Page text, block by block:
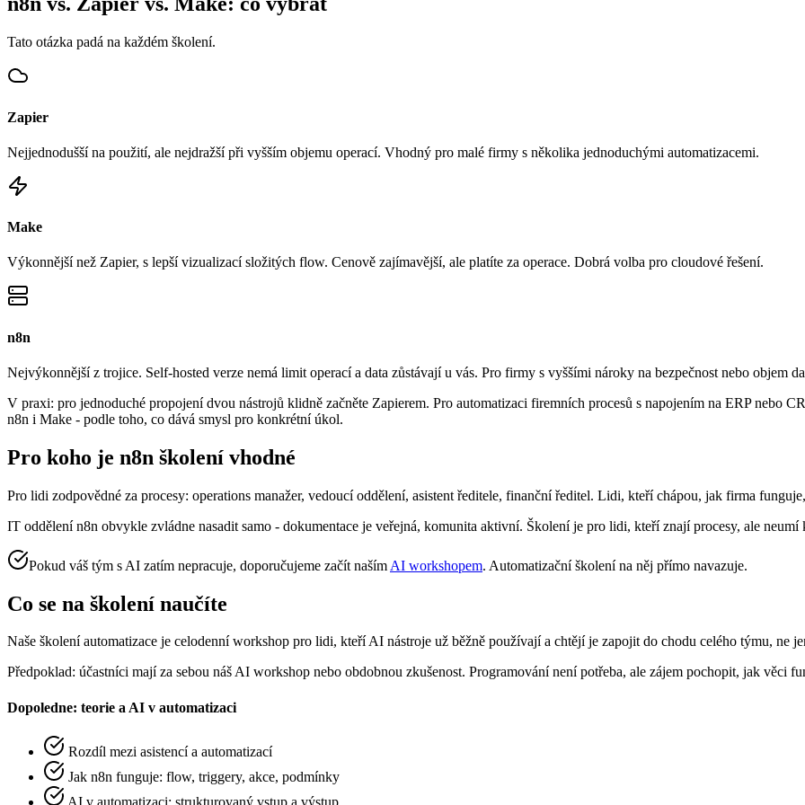
Tato otázka padá na každém školení.
Zapier
Nejjednodušší na použití, ale nejdražší při vyšším objemu operací. Vhodný pro malé firmy s několika jednoduchými automatizacemi.
Make
Výkonnější než Zapier, s lepší vizualizací složitých flow. Cenově zajímavější, ale platíte za operace. Dobrá volba pro cloudové řešení.
n8n
Nejvýkonnější z trojice. Self-hosted verze nemá limit operací a data zůstávají u vás. Pro firmy s vyššími nároky na bezpečnost nebo objem
V praxi: pro jednoduché propojení dvou nástrojů klidně začněte Zapierem. Pro automatizaci firemních procesů s napojením na ERP nebo
n8n i Make - podle toho, co dává smysl pro konkrétní úkol.
Pro koho je n8n školení vhodné
Pro lidi zodpovědné za procesy: operations manažer, vedoucí oddělení, asistent ředitele, finanční ředitel. Lidi, kteří chápou, jak firma
IT oddělení n8n obvykle zvládne nasadit samo - dokumentace je veřejná, komunita aktivní. Školení je pro lidi, kteří znají procesy, ale
Pokud váš tým s AI zatím nepracuje, doporučujeme začít naším AI workshopem. Automatizační školení na něj přímo navazuje.
Co se na školení naučíte
Naše školení automatizace je celodenní workshop pro lidi, kteří AI nástroje už běžně používají a chtějí je zapojit do chodu celého týmu, ne
Předpoklad: účastníci mají za sebou náš AI workshop nebo obdobnou zkušenost. Programování není potřeba, ale zájem pochopit, jak věci
Dopoledne: teorie a AI v automatizaci
Rozdíl mezi asistencí a automatizací
Jak n8n funguje: flow, triggery, akce, podmínky
AI v automatizaci: strukturovaný vstup a výstup